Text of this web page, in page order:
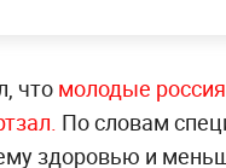
что молодые
По словам
здоровью и